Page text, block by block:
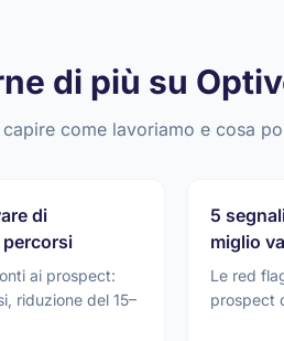
di più su
come lavoriamo e cosa
di
ai prospect:
riduzione del 15–
5
miglio
Le red
prospect